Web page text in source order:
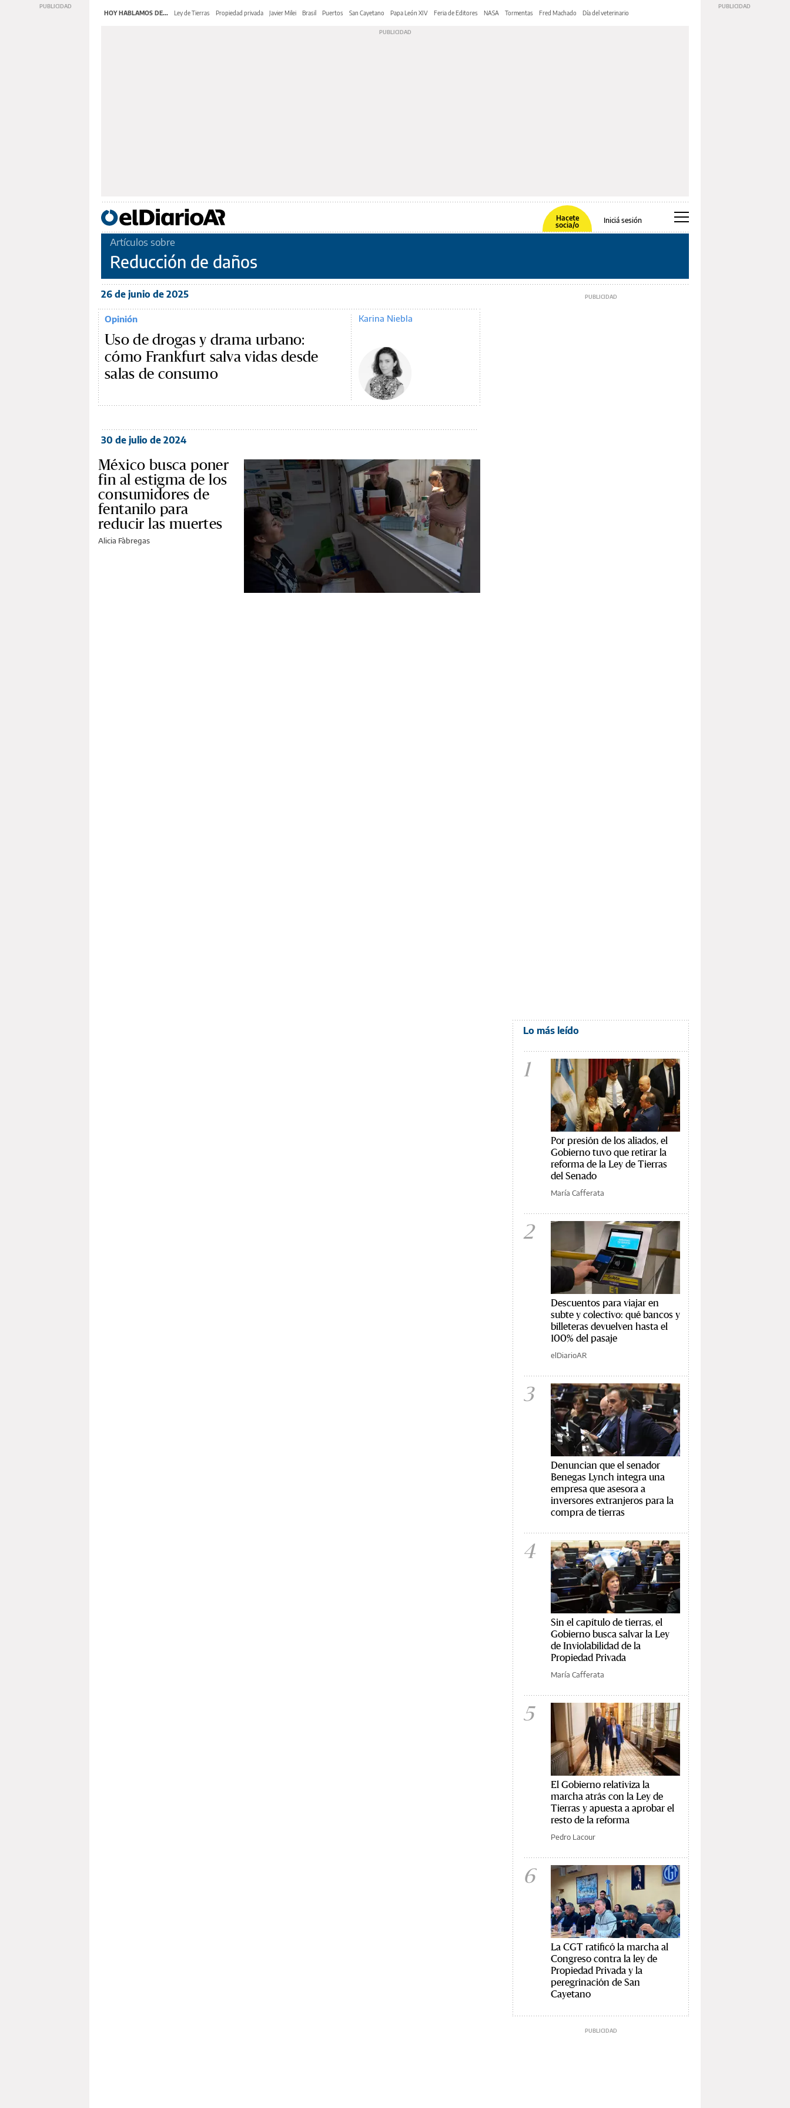
HOY HABLAMOS DE... Ley de Tierras Propiedad privada Javier Milei Brasil Puertos San Cayetano Papa León XIV Feria de Editores NASA Tormentas Fred Machado Día del veterinario
Hacete
socia/o
Iniciá sesión
Artículos sobre
Reducción de daños
26 de junio de 2025
Opinión
Uso de drogas y drama urbano:
cómo Frankfurt salva vidas desde
salas de consumo
Karina Niebla
30 de julio de 2024
México busca poner
fin al estigma de los
consumidores de
fentanilo para
reducir las muertes
Alicia Fàbregas
Lo más leído
1
Por presión de los aliados, el
Gobierno tuvo que retirar la
reforma de la Ley de Tierras
del Senado
María Cafferata
2
Descuentos para viajar en
subte y colectivo: qué bancos y
billeteras devuelven hasta el
100% del pasaje
elDiarioAR
3
Denuncian que el senador
Benegas Lynch integra una
empresa que asesora a
inversores extranjeros para la
compra de tierras
4
Sin el capítulo de tierras, el
Gobierno busca salvar la Ley
de Inviolabilidad de la
Propiedad Privada
María Cafferata
5
El Gobierno relativiza la
marcha atrás con la Ley de
Tierras y apuesta a aprobar el
resto de la reforma
Pedro Lacour
6
La CGT ratificó la marcha al
Congreso contra la ley de
Propiedad Privada y la
peregrinación de San
Cayetano